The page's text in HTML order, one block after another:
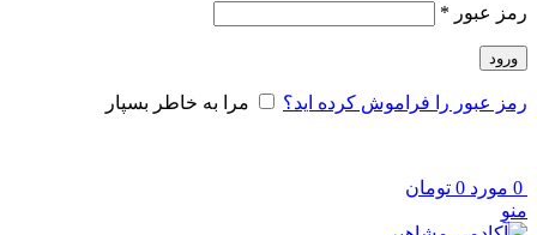
رمز عبور *
ورود
رمز عبور را فراموش کرده اید؟ مرا به خاطر بسپار
0 مورد 0 تومان
منو